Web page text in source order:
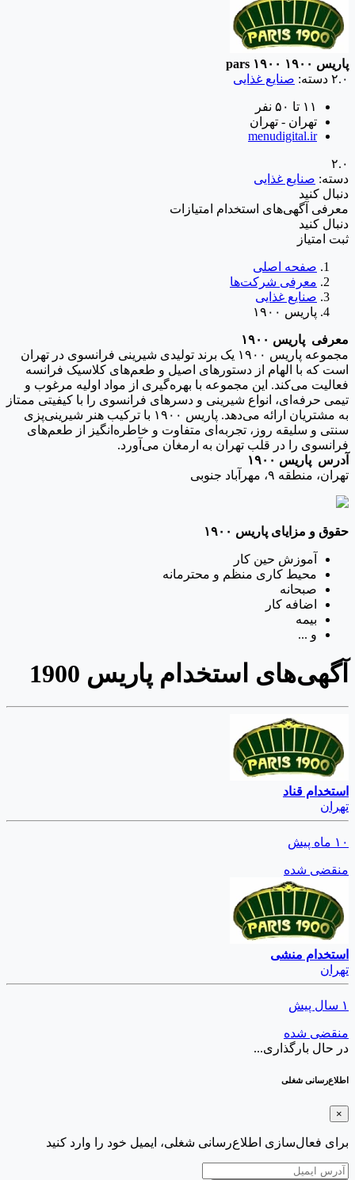
پاریس ۱۹۰۰
pars ۱۹۰۰
۲.۰ دسته: صنایع غذایی
۱۱ تا ۵۰ نفر
تهران - تهران
menudigital.ir
۲.۰
دسته: صنایع غذایی
دنبال کنید
معرفی آگهی‌های استخدام امتیازات
دنبال کنید
ثبت امتیاز
صفحه اصلی
معرفی شرکت‌ها
صنایع غذایی
پاریس ۱۹۰۰
معرفی پاریس ۱۹۰۰
مجموعه پاریس ۱۹۰۰ یک برند تولیدی شیرینی فرانسوی در تهران
است که با الهام از دستورهای اصیل و طعم‌های کلاسیک فرانسه
فعالیت می‌کند. این مجموعه با بهره‌گیری از مواد اولیه مرغوب و
تیمی حرفه‌ای، انواع شیرینی و دسرهای فرانسوی را با کیفیتی ممتاز
به مشتریان ارائه می‌دهد. پاریس ۱۹۰۰ با ترکیب هنر شیرینی‌پزی
سنتی و سلیقه روز، تجربه‌ای متفاوت و خاطره‌انگیز از طعم‌های
فرانسوی را در قلب تهران به ارمغان می‌آورد.
آدرس پاریس ۱۹۰۰
تهران، منطقه ۹، مهرآباد جنوبی
حقوق و مزایای پاریس ۱۹۰۰
آموزش حین کار
محیط کاری منظم و محترمانه
صبحانه
اضافه کار
بیمه
و ...
آگهی‌های استخدام پاریس 1900
استخدام قناد
تهران
۱۰ ماه پیش
منقضی شده
استخدام منشی
تهران
۱ سال پیش
منقضی شده
در حال بارگذاری...
اطلاع‌رسانی شغلی
×
برای فعال‌سازی اطلاع‌رسانی شغلی، ایمیل خود را وارد کنید